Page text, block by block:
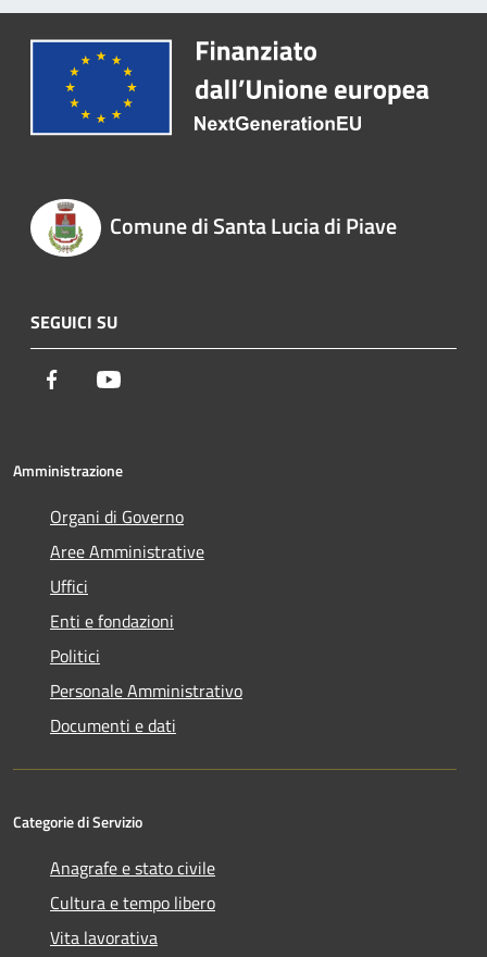
Comune di Santa Lucia di Piave
SEGUICI SU
Facebook
Amministrazione
Organi di Governo
Aree Amministrative
Uffici
Enti e fondazioni
Politici
Personale Amministrativo
Documenti e dati
Categorie di Servizio
Anagrafe e stato civile
Cultura e tempo libero
Vita lavorativa